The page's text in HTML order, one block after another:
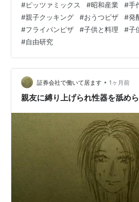
んですよね。 強力粉にドライイース
間……。 「やってあげたいけど、平日
理！」というのが、正直なところでし
スーパーで見つけたのが昭和産業の「
れるピッツァミックス」。 先に結論
ね。 これ、300円ほどで娘の「作り
#ピッツァミックス #昭和産業 #手
#親子クッキング #おうつピザ #発
#フライパンピザ #子供と料理 #子
#自由研究
証券会社で働いて居ます • 1ヶ月前
親友に縛り上げられ性器を舐め